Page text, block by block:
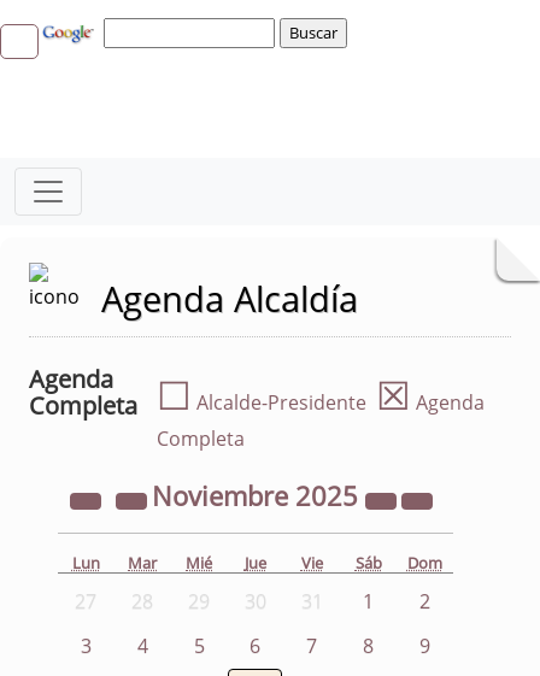
Agenda Alcaldía
Agenda
Completa
☐ Alcalde-Presidente ☒ Agenda
Completa
Noviembre 2025
Lun Mar Mié Jue Vie Sáb Dom
27 28 29 30 31 1
2
3
4 5 6 7 8
9